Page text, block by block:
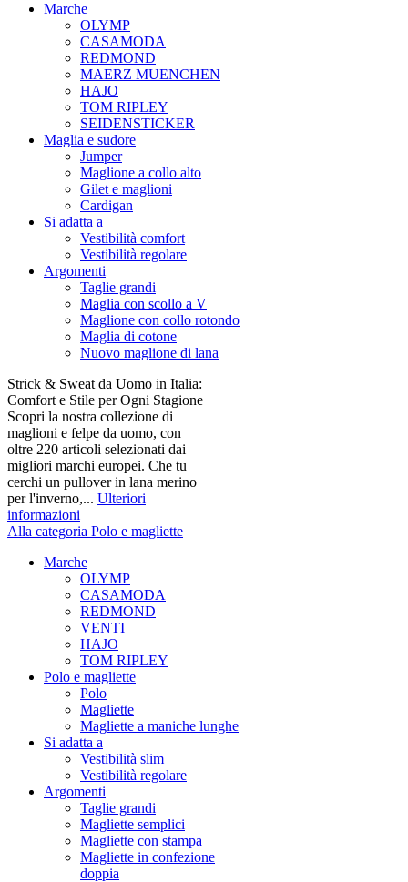
Marche
OLYMP
CASAMODA
REDMOND
MAERZ MUENCHEN
HAJO
TOM RIPLEY
SEIDENSTICKER
Maglia e sudore
Jumper
Maglione a collo alto
Gilet e maglioni
Cardigan
Si adatta a
Vestibilità comfort
Vestibilità regolare
Argomenti
Taglie grandi
Maglia con scollo a V
Maglione con collo rotondo
Maglia di cotone
Nuovo maglione di lana
Strick & Sweat da Uomo in Italia:
Comfort e Stile per Ogni Stagione
Scopri la nostra collezione di
maglioni e felpe da uomo, con
oltre 220 articoli selezionati dai
migliori marchi europei. Che tu
cerchi un pullover in lana merino
per l'inverno,... Ulteriori
informazioni
Alla categoria Polo e magliette
Marche
OLYMP
CASAMODA
REDMOND
VENTI
HAJO
TOM RIPLEY
Polo e magliette
Polo
Magliette
Magliette a maniche lunghe
Si adatta a
Vestibilità slim
Vestibilità regolare
Argomenti
Taglie grandi
Magliette semplici
Magliette con stampa
Magliette in confezione
doppia